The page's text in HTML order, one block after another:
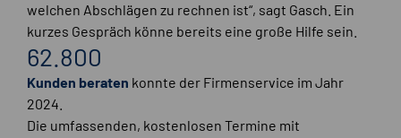
welchen Abschlägen zu rechnen ist“, sagt Gasch. Ein
kurzes Gespräch könne bereits eine große Hilfe sein.
62.800
Kunden beraten konnte der Firmenservice im Jahr
2024.
Die umfassenden, kostenlosen Termine mit